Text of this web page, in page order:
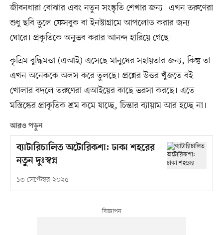
জীবনধারা বোঝার এবং নতুন সংস্কৃতি শেখার জন্য। এখন তরুণেরা
শুধু ছবি তুলে ফেসবুক বা ইনস্টাগ্রামে আপলোড করার জন্য
ঘোরে। প্রকৃতিকে অনুভব করার আনন্দ হারিয়ে গেছে।
কৃত্রিম বুদ্ধিমত্তা (এআই) এসেছে মানুষের সহায়তার জন্য, কিন্তু তা
এখন অনেককে অলস করে তুলছে। প্রশ্নের উত্তর খুঁজতে বই
খোলার বদলে তরুণেরা এআইয়ের কাছে ভরসা করছে। এতে
মস্তিষ্কের প্রাকৃতিক শ্রম কমে যাচ্ছে, চিন্তার ব্যায়াম আর হচ্ছে না।
আরও পড়ুন
ব্যাটারিচালিত অটোরিকশা: ঢাকা শহরের
নতুন দুঃস্বপ্ন
১৩ সেপ্টেম্বর ২০২৫